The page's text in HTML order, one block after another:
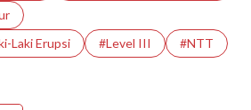
Laki Erupsi
#Level III
#NTT